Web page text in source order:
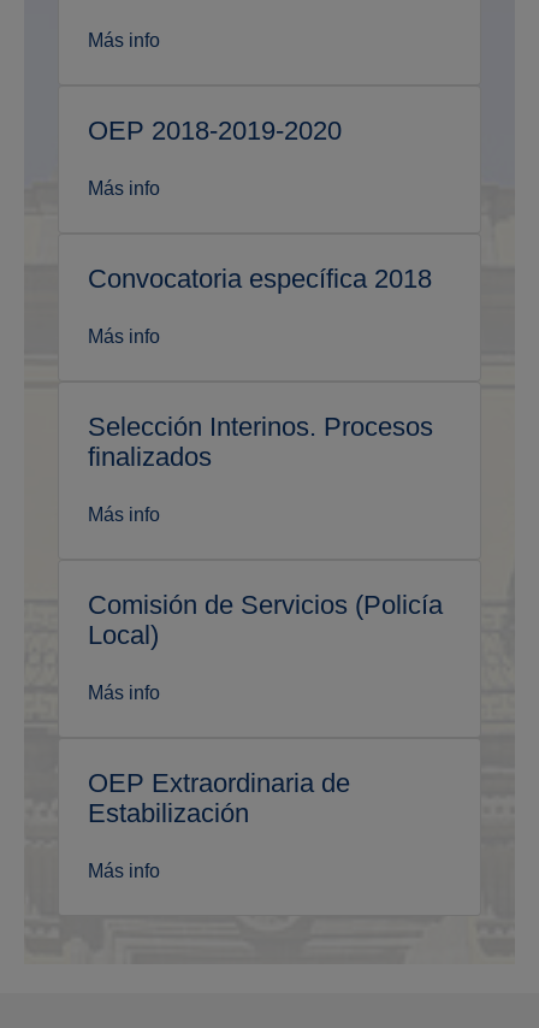
Más info
OEP 2018-2019-2020
Más info
Convocatoria específica 2018
Más info
Selección Interinos. Procesos
finalizados
Más info
Comisión de Servicios (Policía
Local)
Más info
OEP Extraordinaria de
Estabilización
Más info